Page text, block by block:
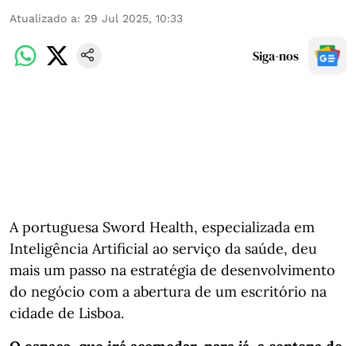
Atualizado a: 29 Jul 2025, 10:33
Siga-nos
A portuguesa Sword Health, especializada em
Inteligência Artificial ao serviço da saúde, deu
mais um passo na estratégia de desenvolvimento
do negócio com a abertura de um escritório na
cidade de Lisboa.